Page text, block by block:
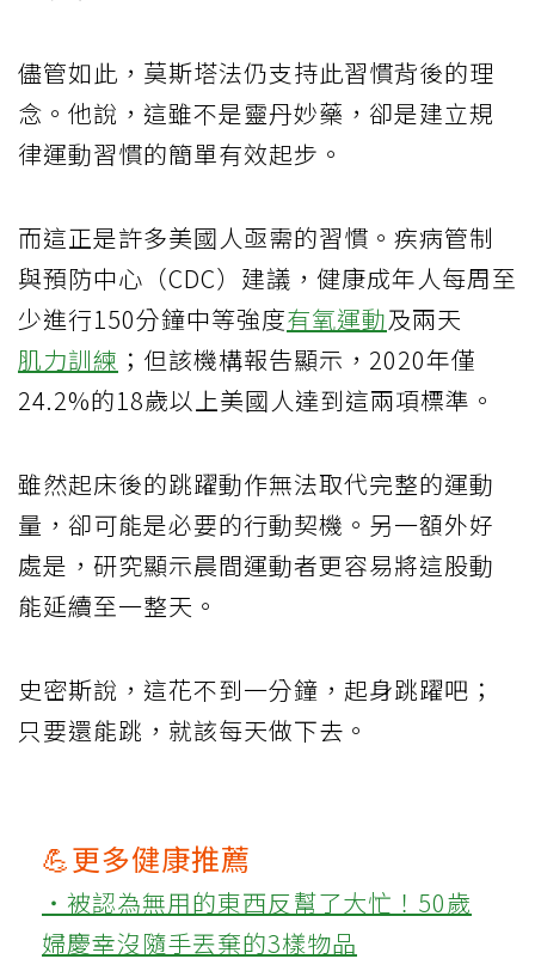
儘管如此，莫斯塔法仍支持此習慣背後的理
念。他說，這雖不是靈丹妙藥，卻是建立規
律運動習慣的簡單有效起步。
而這正是許多美國人亟需的習慣。疾病管制
與預防中心（CDC）建議，健康成年人每周至
少進行150分鐘中等強度有氧運動及兩天
肌力訓練 ；但該機構報告顯示，2020年僅
24.2%的18歲以上美國人達到這兩項標準。
雖然起床後的跳躍動作無法取代完整的運動
量，卻可能是必要的行動契機。另一額外好
處是，研究顯示晨間運動者更容易將這股動
能延續至一整天。
史密斯說，這花不到一分鐘，起身跳躍吧；
只要還能跳，就該每天做下去。
💪更多健康推薦
‧被認為無用的東西反幫了大忙！50歲
婦慶幸沒隨手丟棄的3樣物品